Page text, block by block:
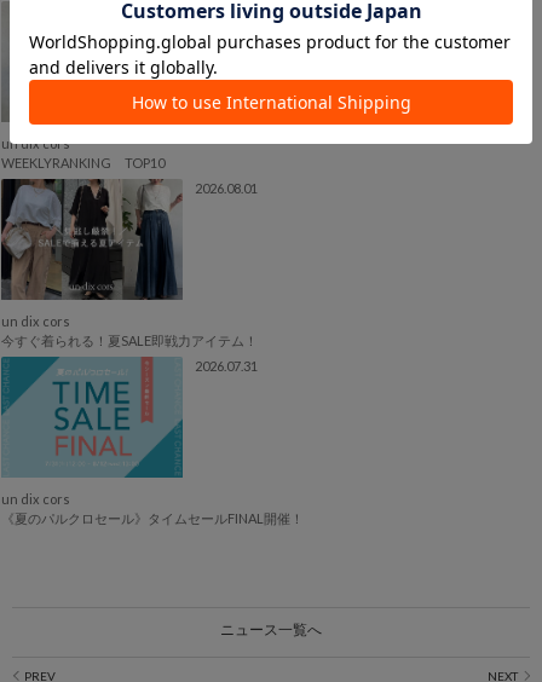
2026.08.03
un dix cors
WEEKLYRANKING TOP10
2026.08.01
un dix cors
今すぐ着られる！夏SALE即戦力アイテム！
2026.07.31
un dix cors
《夏のパルクロセール》タイムセールFINAL開催！
ニュース一覧へ